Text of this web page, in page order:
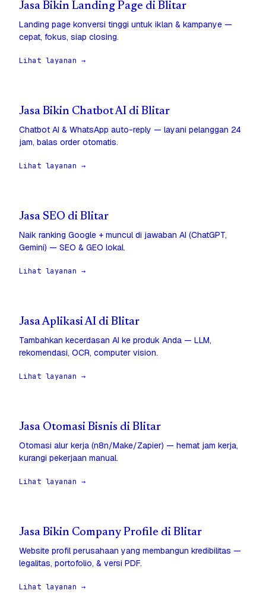
Jasa Bikin Landing Page di Blitar
Landing page konversi tinggi untuk iklan & kampanye —
cepat, fokus, siap closing.
Lihat layanan →
Jasa Bikin Chatbot AI di Blitar
Chatbot AI & WhatsApp auto-reply — layani pelanggan 24
jam, balas order otomatis.
Lihat layanan →
Jasa SEO di Blitar
Naik ranking Google + muncul di jawaban AI (ChatGPT,
Gemini) — SEO & GEO lokal.
Lihat layanan →
Jasa Aplikasi AI di Blitar
Tambahkan kecerdasan AI ke produk Anda — LLM,
rekomendasi, OCR, computer vision.
Lihat layanan →
Jasa Otomasi Bisnis di Blitar
Otomasi alur kerja (n8n/Make/Zapier) — hemat jam kerja,
kurangi pekerjaan manual.
Lihat layanan →
Jasa Bikin Company Profile di Blitar
Website profil perusahaan yang membangun kredibilitas —
legalitas, portofolio, & versi PDF.
Lihat layanan →